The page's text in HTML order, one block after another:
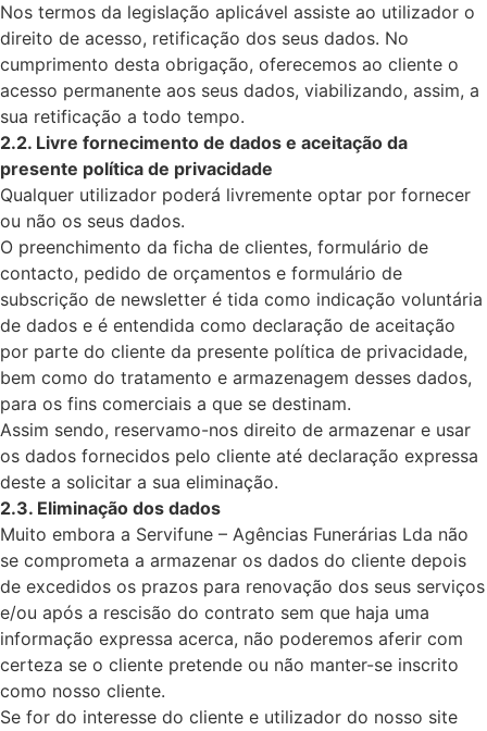
Nos termos da legislação aplicável assiste ao utilizador o
direito de acesso, retificação dos seus dados. No
cumprimento desta obrigação, oferecemos ao cliente o
acesso permanente aos seus dados, viabilizando, assim, a
sua retificação a todo tempo.
2.2. Livre fornecimento de dados e aceitação da
presente política de privacidade
Qualquer utilizador poderá livremente optar por fornecer
ou não os seus dados.
O preenchimento da ficha de clientes, formulário de
contacto, pedido de orçamentos e formulário de
subscrição de newsletter é tida como indicação voluntária
de dados e é entendida como declaração de aceitação
por parte do cliente da presente política de privacidade,
bem como do tratamento e armazenagem desses dados,
para os fins comerciais a que se destinam.
Assim sendo, reservamo-nos direito de armazenar e usar
os dados fornecidos pelo cliente até declaração expressa
deste a solicitar a sua eliminação.
2.3. Eliminação dos dados
Muito embora a Servifune – Agências Funerárias Lda não
se comprometa a armazenar os dados do cliente depois
de excedidos os prazos para renovação dos seus serviços
e/ou após a rescisão do contrato sem que haja uma
informação expressa acerca, não poderemos aferir com
certeza se o cliente pretende ou não manter-se inscrito
como nosso cliente.
Se for do interesse do cliente e utilizador do nosso site